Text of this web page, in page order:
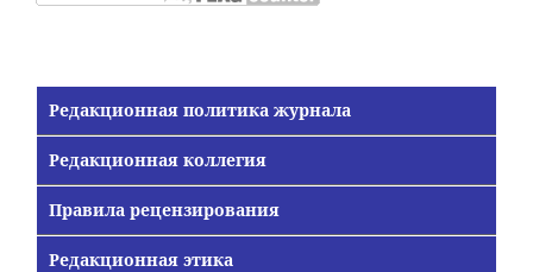
Редакционная политика журнала
Редакционная коллегия
Правила рецензирования
Редакционная этика